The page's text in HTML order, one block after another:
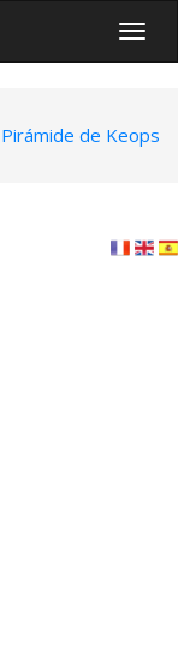
Menú
Pirámide de Keops